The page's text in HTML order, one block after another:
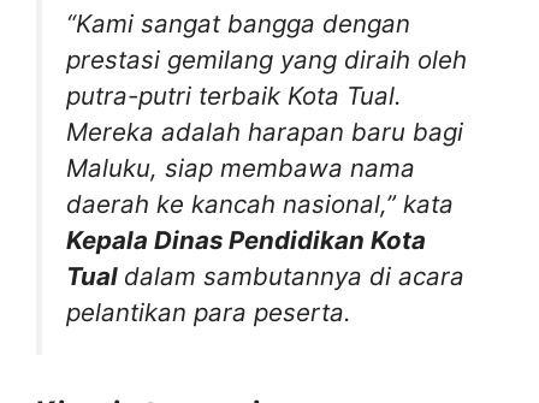
“Kami sangat bangga dengan
prestasi gemilang yang diraih oleh
putra-putri terbaik Kota Tual.
Mereka adalah harapan baru bagi
Maluku, siap membawa nama
daerah ke kancah nasional,” kata
Kepala Dinas Pendidikan Kota
Tual dalam sambutannya di acara
pelantikan para peserta.